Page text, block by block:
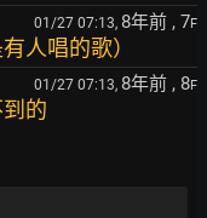
01/27 07:13, 8年前 , 7F
人唱的歌）
01/27 07:13, 8年前 , 8F
的